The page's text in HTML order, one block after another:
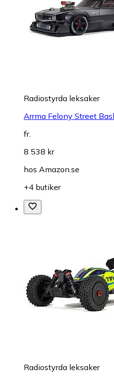
Radiostyrda leksaker
Arrma Felony Street
fr.
8 538 kr
hos Amazon.se
+4 butiker
Radiostyrda leksaker